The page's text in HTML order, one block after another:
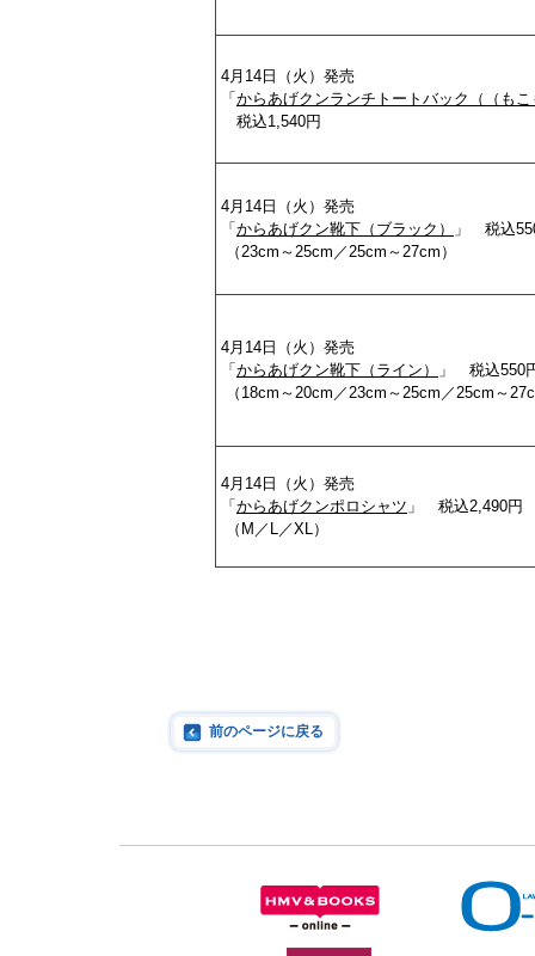
4月14日（火）発売
「 からあげクンランチトートバック（（も
税込1,540円
4月14日（火）発売
「 からあげクン靴下（ブラック）
」 税込
（23cm～25cm／25cm～27cm）
4月14日（火）発売
「 からあげクン靴下（ライン）
」 税込550
（18cm～20cm／23cm～25cm／25cm～
4月14日（火）発売
「 からあげクンポロシャツ 」 税込2,490円
（M／L／XL）
前のページに戻る